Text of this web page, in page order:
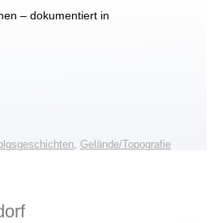
– dokumentiert in
, Gelände/Topografie